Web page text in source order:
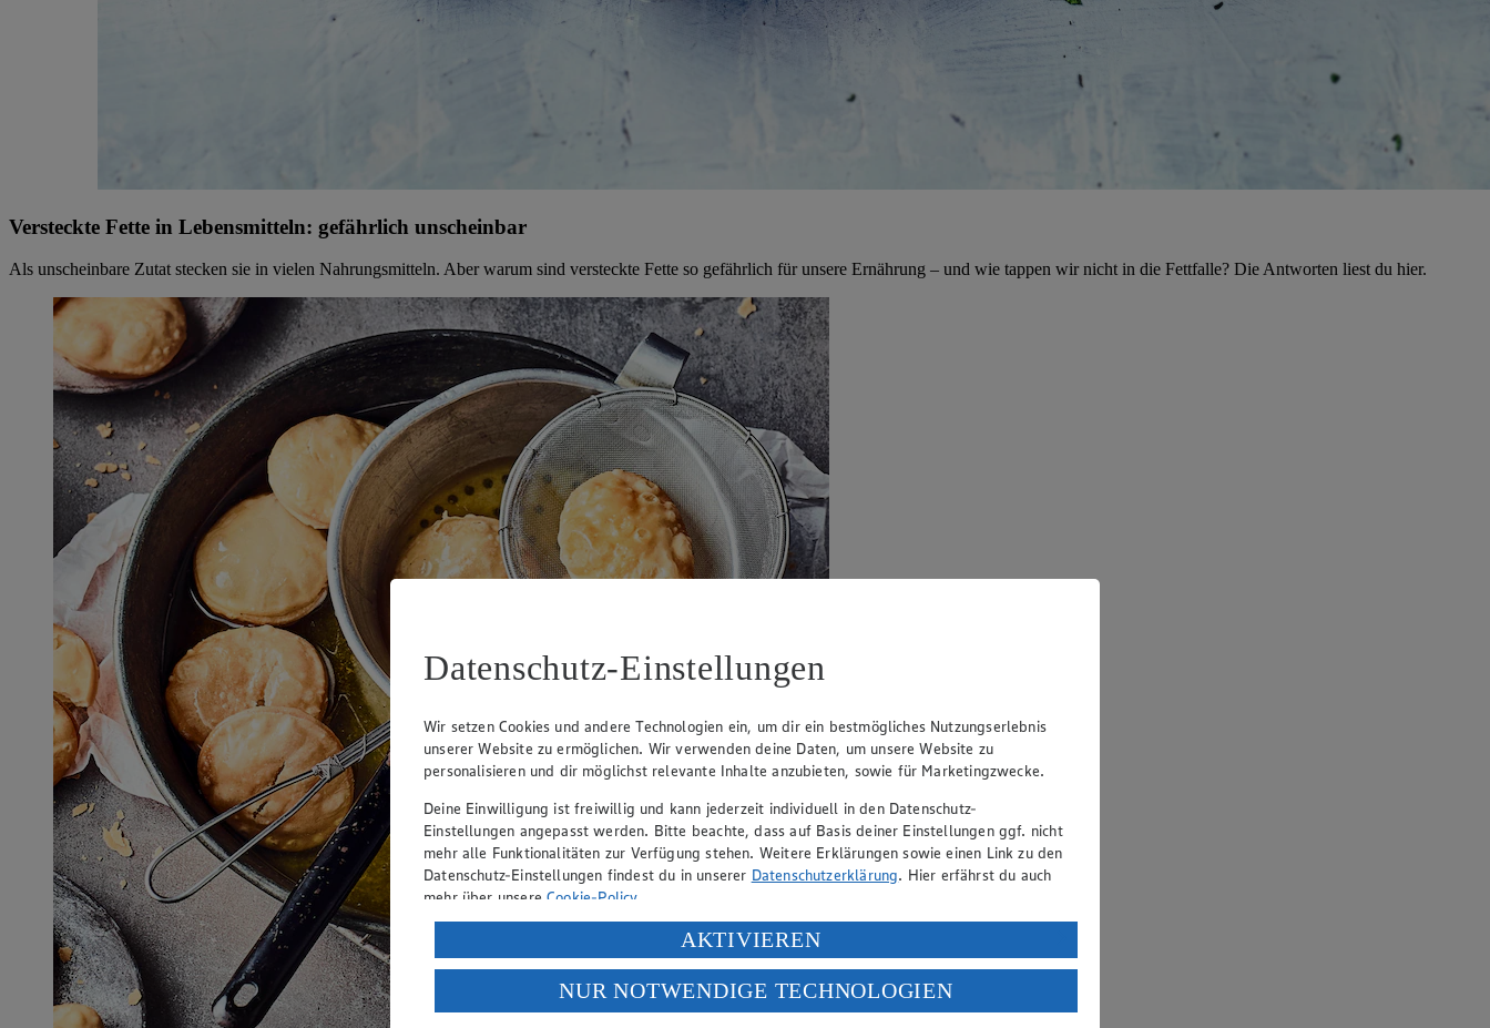
Versteckte Fette in Lebensmitteln: gefährlich unscheinbar
Als unscheinbare Zutat stecken sie in vielen Nahrungsmitteln. Aber warum sind versteckte Fette so gefährlich für unsere Ernährung – und wie tappen wir nicht in die Fettfalle? Die Antworten liest du hier.
Datenschutz-Einstellungen
Wir setzen Cookies und andere Technologien ein, um dir ein bestmögliches Nutzungserlebnis
unserer Website zu ermöglichen. Wir verwenden deine Daten, um unsere Website zu
personalisieren und dir möglichst relevante Inhalte anzubieten, sowie für Marketingzwecke.
Deine Einwilligung ist freiwillig und kann jederzeit individuell in den Datenschutz-
Einstellungen angepasst werden. Bitte beachte, dass auf Basis deiner Einstellungen ggf. nicht
mehr alle Funktionalitäten zur Verfügung stehen. Weitere Erklärungen sowie einen Link zu den
Datenschutz-Einstellungen findest du in unserer Datenschutzerklärung. Hier erfährst du auch
mehr über unsereCookie-Policy.
Verarbeitung deiner personenbezogenen Daten in den USA durch Facebook und YouTube:
Wenn du auf „Aktivieren“ klickst, willigst du im Sinne des Art. 49 Abs. 1 Satz 1 lit. a) DSGVO
ein, dass deine Daten in den USA verarbeitet werden. Der EuGH sieht die USA als Land mit
einem nach europäischen Standards nicht angemessenen Datenschutzniveau an. Es besteht das
AKTIVIEREN
NUR NOTWENDIGE TECHNOLOGIEN